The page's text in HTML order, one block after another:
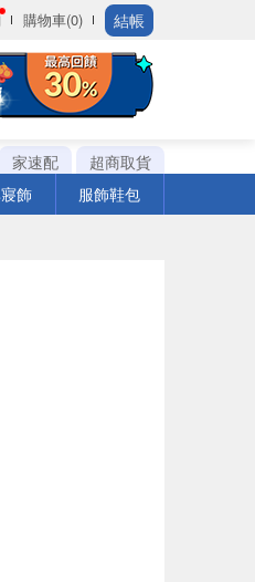
購物車(0) 結帳
家速配
超商取貨
飾 服飾鞋包